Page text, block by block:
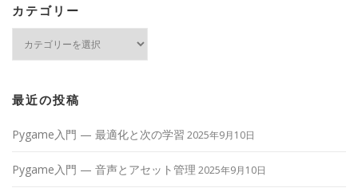
カテゴリー
ー
最近の投稿
Pygame入門 — 最適化と次の学習 2025年9月10日
Pygame入門 — 音声とアセット管理 2025年9月10日